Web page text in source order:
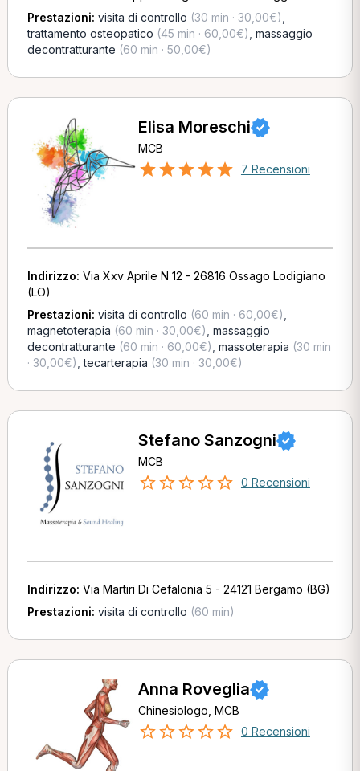
Prestazioni: visita di controllo (30 min · 30,00€)
trattamento osteopatico (45 min · 60,00€) massaggio
decontratturante (60 min · 50,00€)
Elisa Moreschi
MCB
7 Recensioni
Indirizzo: Via Xxv Aprile N 12 - 26816 Ossago Lodigiano
(LO)
Prestazioni: visita di controllo (60 min · 60,00€)
magnetoterapia (60 min · 30,00€) massaggio
decontratturante (60 min · 60,00€) massoterapia (30 min
· 30,00€) ,tecarterapia (30 min · 30,00€)
Stefano Sanzogni
MCB
0 Recensioni
Indirizzo: Via Martiri Di Cefalonia 5 - 24121 Bergamo (BG)
Prestazioni: visita di controllo (60 min)
Anna Roveglia
Chinesiologo, MCB
0 Recensioni